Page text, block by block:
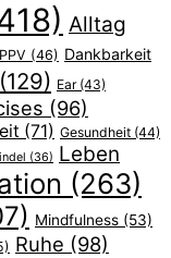
Alltag
(46) Dankbarkeit
(129) Ear(43)
(96)
(71) Gesundheit (44)
(36) Leben
(263)
Mindfulness (53)
Ruhe (98)